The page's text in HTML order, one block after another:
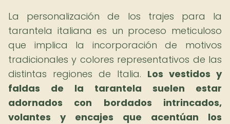
La personalización de los trajes para la
tarantela italiana es un proceso meticuloso
que implica la incorporación de motivos
tradicionales y colores representativos de las
distintas regiones de Italia. Los vestidos y
faldas de la tarantela suelen estar
adornados con bordados intrincados,
volantes y encajes que acentúan los